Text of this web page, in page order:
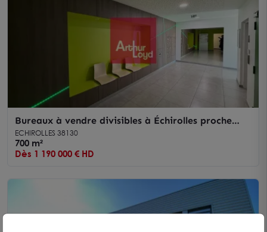
Bureaux à vendre divisibles à Échirolles proche
Rocade et transports
ECHIROLLES 38130
700 m²
Dès 1 190 000 € HD